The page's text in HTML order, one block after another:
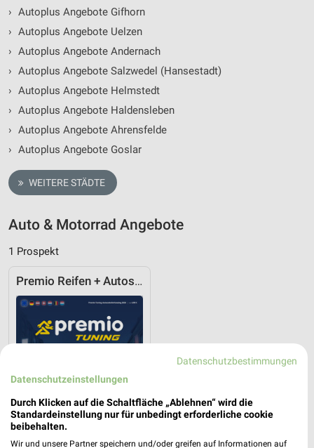
› Autoplus Angebote Gifhorn
› Autoplus Angebote Uelzen
› Autoplus Angebote Andernach
› Autoplus Angebote Salzwedel (Hansestadt)
› Autoplus Angebote Helmstedt
› Autoplus Angebote Haldensleben
› Autoplus Angebote Ahrensfelde
› Autoplus Angebote Goslar
WEITERE STÄDTE
Auto & Motorrad Angebote
1 Prospekt
Premio Reifen + Autoservice
Datenschutzbestimmungen
Datenschutzeinstellungen
Durch Klicken auf die Schaltfläche „Ablehnen“ wird die
Standardeinstellung nur für unbedingt erforderliche cookie
beibehalten.
Wir und unsere Partner speichern und/oder greifen auf Informationen auf